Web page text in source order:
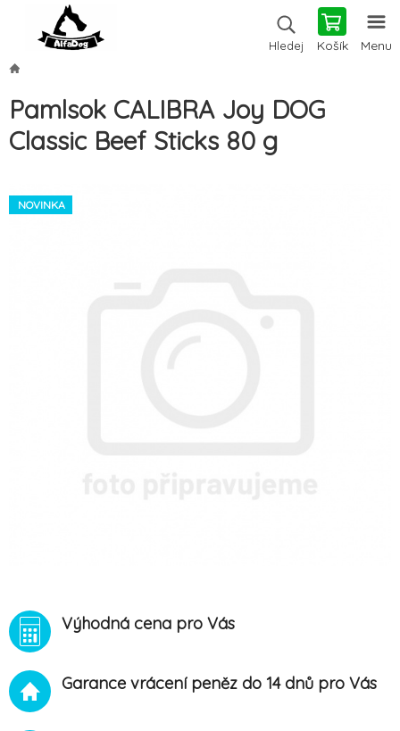
Hledej Košík Menu
Pamlsok CALIBRA Joy DOG
Classic Beef Sticks 80 g
NOVINKA
Výhodná cena pro Vás
Garance vrácení peněz do 14 dnů pro Vás